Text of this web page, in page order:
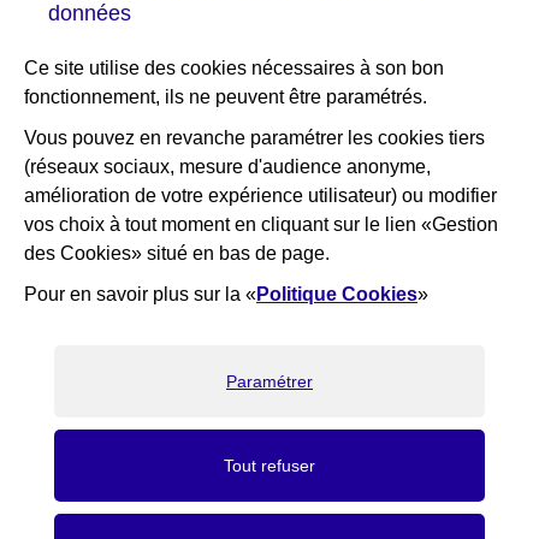
données
Ce site utilise des cookies nécessaires à son bon
fonctionnement, ils ne peuvent être paramétrés.
Vous pouvez en revanche paramétrer les cookies tiers
(réseaux sociaux, mesure d'audience anonyme,
amélioration de votre expérience utilisateur) ou modifier
vos choix à tout moment en cliquant sur le lien «Gestion
des Cookies» situé en bas de page.
Pour en savoir plus sur la «Politique Cookies»
Paramétrer
Tout refuser
Portail des bibliothèques
Je participe Courbevoie
RESTEZ INFORMÉ
Newsletter
Mentions légalesCrédits
Bienvenue ! Nous sommes là pour